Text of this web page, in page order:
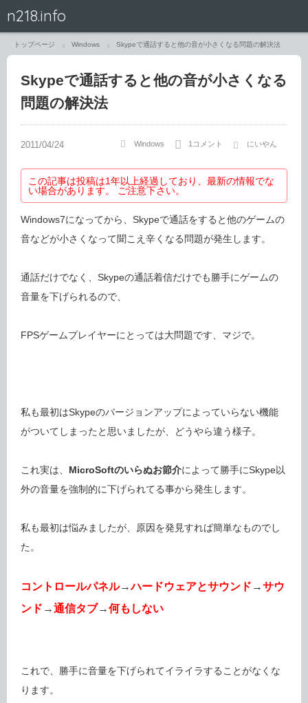
n218.info
トップページ Windows Skypeで通話すると他の音が小さくなる問題の解決法
Skypeで通話すると他の音が小さくなる
問題の解決法
Windows 1コメント にいやん
この記事は投稿は1年以上経過しており、最新の情報でな
い場合があります。 ご注意下さい。
Windows7になってから、Skypeで通話をすると他のゲームの
音などが小さくなって聞こえ辛くなる問題が発生します。
通話だけでなく、Skypeの通話着信だけでも勝手にゲームの
音量を下げられるので、
FPSゲームプレイヤーにとっては大問題です、マジで。
私も最初はSkypeのバージョンアップによっていらない機能
がついてしまったと思いましたが、どうやら違う様子。
これ実は、 MicroSoftのいらぬお節介によって勝手にSkype以
外の音量を強制的に下げられてる事から発生します。
私も最初は悩みましたが、原因を発見すれば簡単なものでし
た。
コントロールパネル→ハードウェアとサウンド →サウ
ンド →通信タブ→何もしない
これで、勝手に音量を下げられてイライラすることがなくな
ります。